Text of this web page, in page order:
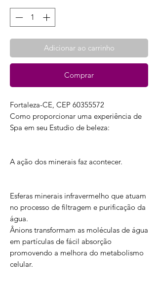
Adicionar ao carrinho
Comprar
Fortaleza-CE, CEP 60355572
Como proporcionar uma experiência de
Spa em seu Estudio de beleza:
A ação dos minerais faz acontecer.
Esferas minerais infravermelho que atuam
no processo de filtragem e purificação da
água.
Ânions transformam as moléculas de água
em partículas de fácil absorção
promovendo a melhora do metabolismo
celular.